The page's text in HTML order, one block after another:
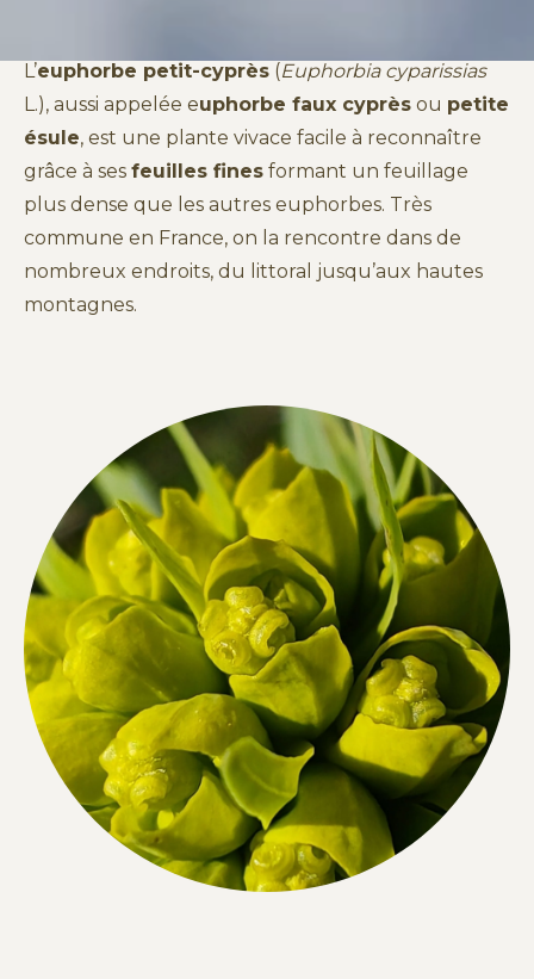
L’euphorbe petit-cyprès (Euphorbia cyparissias
L.), aussi appelée euphorbe faux cyprès ou petite
ésule, est une plante vivace facile à reconnaître
grâce à ses feuilles fines formant un feuillage
plus dense que les autres euphorbes. Très
commune en France, on la rencontre dans de
nombreux endroits, du littoral jusqu’aux hautes
montagnes.